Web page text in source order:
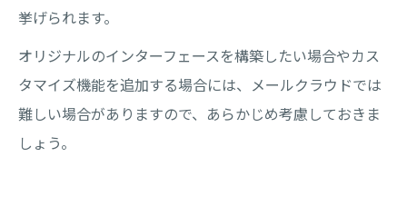
挙げられます。
オリジナルのインターフェースを構築したい場合やカス
タマイズ機能を追加する場合には、メールクラウドでは
難しい場合がありますので、あらかじめ考慮しておきま
しょう。